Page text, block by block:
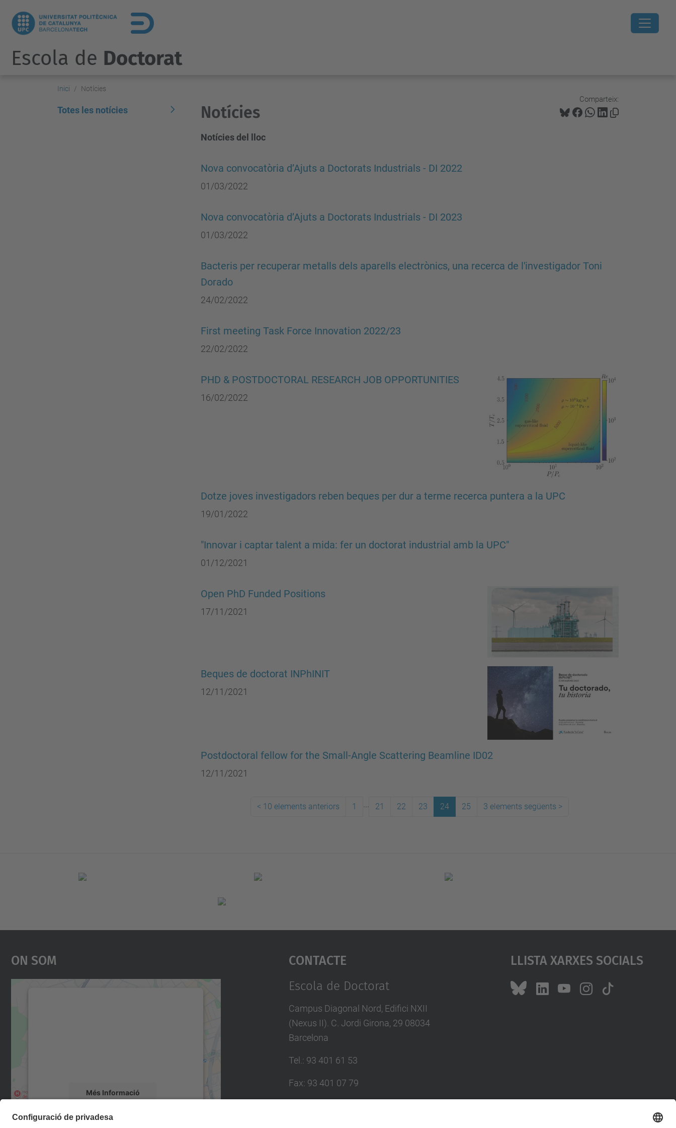
Escola de Doctorat
Inici Notícies
Comparteix:
Notícies
Notícies del lloc
Nova convocatòria d’Ajuts a Doctorats Industrials - DI 2022
01/03/2022
Nova convocatòria d’Ajuts a Doctorats Industrials - DI 2023
01/03/2022
Bacteris per recuperar metalls dels aparells electrònics, una recerca de l'investigador Toni
Dorado
24/02/2022
First meeting Task Force Innovation 2022/23
22/02/2022
PHD & POSTDOCTORAL RESEARCH JOB OPPORTUNITIES
16/02/2022
Dotze joves investigadors reben beques per dur a terme recerca puntera a la UPC
19/01/2022
"Innovar i captar talent a mida: fer un doctorat industrial amb la UPC"
01/12/2021
Open PhD Funded Positions
17/11/2021
Beques de doctorat INPhINIT
12/11/2021
Postdoctoral fellow for the Small-Angle Scattering Beamline ID02
12/11/2021
< 10 elements anteriors 1 ... 21 22 23 24 25 3 elements següents >
Totes les notícies
On Som
Més Informació
Accepta
Contacte
Escola de Doctorat
Campus Diagonal Nord, Edifici NXII
(Nexus II). C. Jordi Girona, 29 08034
Barcelona
Tel. : 93 401 61 53
Fax: 93 401 07 79
Llista Xarxes Socials